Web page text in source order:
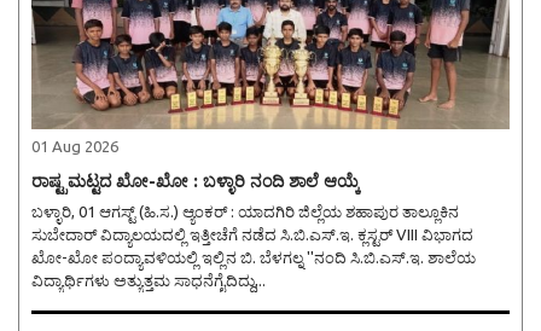
01 Aug 2026
ರಾಷ್ಟ್ರಮಟ್ಟದ ಖೋ-ಖೋ : ಬಳ್ಳಾರಿ ನಂದಿ ಶಾಲೆ ಆಯ್ಕೆ
ಬಳ್ಳಾರಿ, 01 ಆಗಸ್ಟ್ (ಹಿ.ಸ.) ಆ್ಯಂಕರ್ : ಯಾದಗಿರಿ ಜಿಲ್ಲೆಯ ಶಹಾಪುರ ತಾಲ್ಲೂಕಿನ
ಸುಬೇದಾರ್ ವಿದ್ಯಾಲಯದಲ್ಲಿ ಇತ್ತೀಚೆಗೆ ನಡೆದ ಸಿ.ಬಿ.ಎಸ್.ಇ. ಕ್ಲಸ್ಟರ್ VIII ವಿಭಾಗದ
ಖೋ-ಖೋ ಪಂದ್ಯಾವಳಿಯಲ್ಲಿ ಇಲ್ಲಿನ ಬಿ. ಬೆಳಗಲ್ನ ''ನಂದಿ ಸಿ.ಬಿ.ಎಸ್.ಇ. ಶಾಲೆಯ
ವಿದ್ಯಾರ್ಥಿಗಳು ಅತ್ಯುತ್ತಮ ಸಾಧನೆಗೈದಿದ್ದು,..